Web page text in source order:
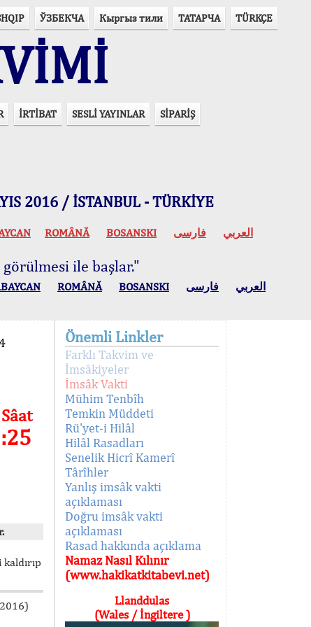
ЎЗБЕКЧА Кыргыз тили ТАТАРЧА TÜRKÇE
İRTİBAT SESLİ YAYINLAR SİPARİŞ
2016 / İSTANBUL - TÜRKİYE
ROMÂNĂ BOSANSKI العربي فارسی
ile başlar."
ROMÂNĂ BOSANSKI العربي فارسی
Önemli Linkler
Farklı Takvim ve
İmsâkiyeler
İmsâk Vakti
Mühim Tenbîh
Temkin Müddeti
Rü'yet-i Hilâl
Hilâl Rasadları
Senelik Hicrî Kamerî
Târîhler
Yanlış imsâk vakti
açıklaması
Doğru imsâk vakti
açıklaması
Rasad hakkında açıklama
Namaz Nasıl Kılınır
(www.hakikatkitabevi.net)
Llanddulas
(Wales / İngiltere )